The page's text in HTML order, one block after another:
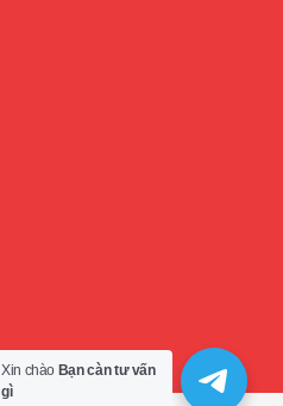
Xin chào Bạn càn tư vấn
gì